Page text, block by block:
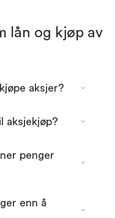
lån og kjøp av
aksjer?
aksjekjøp?
penger
enn å